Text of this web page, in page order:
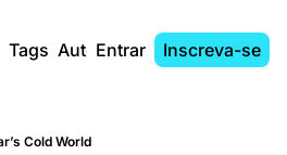
Tags AutoresEntrar Inscreva-se
Cold World